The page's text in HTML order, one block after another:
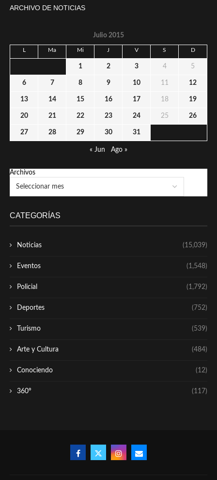
ARCHIVO DE NOTICIAS
Julio 2015
L Ma Mi J V S D
1 2 3 4 5
6 7 8 9 10 11 12
13 14 15 16 17 18 19
20 21 22 23 24 25 26
27 28 29 30 31
« Jun Ago »
Archivos
CATEGORÍAS
Noticias (15,039)
Eventos (1,548)
Policial (1,792)
Deportes (752)
Turismo (539)
Arte y Cultura (484)
Conociendo (12)
360º (117)